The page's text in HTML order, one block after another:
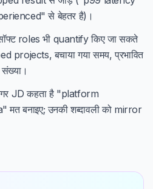
से बेहतर है)।
roles भी quantify किए जा सकते
projects, बचाया गया समय, प्रभावित
JD कहता है "platform
बनाइए; उनकी शब्दावली को mirror